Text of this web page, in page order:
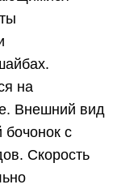
на
Внешний вид
бочонок с
Скорость